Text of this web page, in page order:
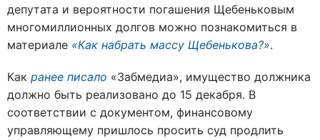
депутата и вероятности погашения Щебеньковым
многомиллионных долгов можно познакомиться в
материале «Как набрать массу Щебенькова?».
Как ранее писало «Забмедиа», имущество должника
должно быть реализовано до 15 декабря. В
соответствии с документом, финансовому
управляющему пришлось просить суд продлить